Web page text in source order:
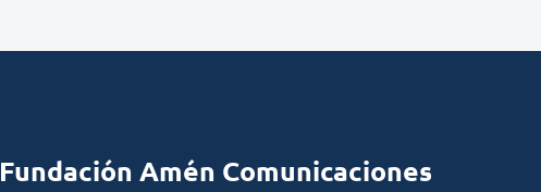
Fundación Amén Comunicaciones